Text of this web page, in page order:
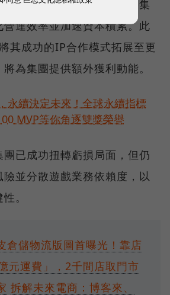
同時擴大貸款規模，冬海集
運效率並加速資本積累。此
其成功的IP合作模式拓展至更
為集團提供額外獲利動能。
永續決定未來！全球永續指標
MVP等你角逐雙獎榮譽
已成功扭轉虧損局面，但仍
並分散遊戲業務依賴度，以
。
倉儲物流版圖首曝光！靠店
元運費」，2千間店取門市
拆解未來電商：博客來、